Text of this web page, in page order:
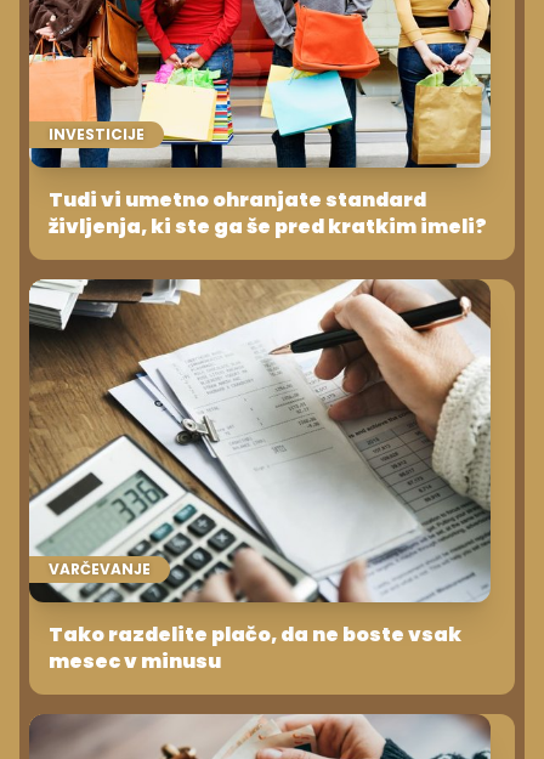
INVESTICIJE
Tudi vi umetno ohranjate standard
življenja, ki ste ga še pred kratkim imeli?
VARČEVANJE
Tako razdelite plačo, da ne boste vsak
mesec v minusu